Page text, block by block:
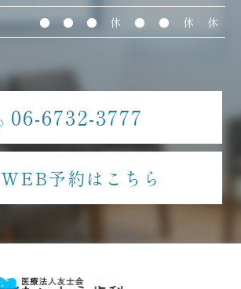
● ● ● 休 ● ● 休 休
06-6732-3777
WEB予約はこちら